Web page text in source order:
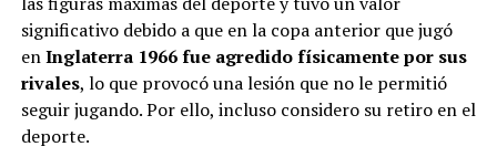
significativo debido a que en la copa anterior que jugó
enInglaterra 1966 fue agredido físicamente por sus
rivales, lo que provocó una lesión que no le permitió
seguir jugando. Por ello, incluso considero su retiro en el
deporte.